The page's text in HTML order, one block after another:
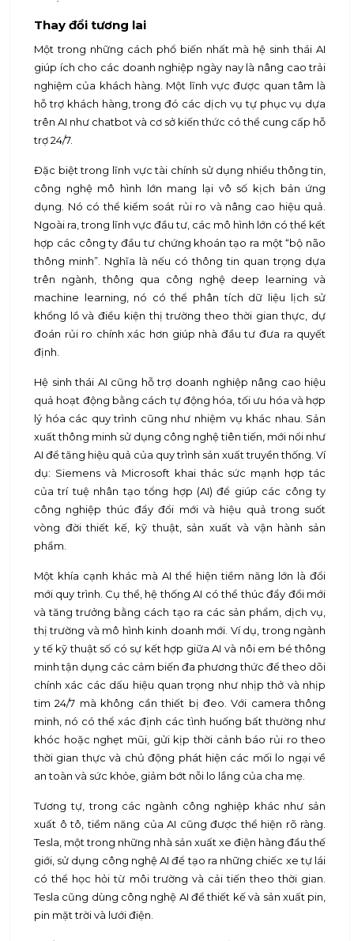
Thay đổi tương lai
Một trong những cách phổ biến nhất mà hệ sinh thái AI
giúp ích cho các doanh nghiệp ngày nay là nâng cao trải
nghiệm của khách hàng. Một lĩnh vực được quan tâm là
hỗ trợ khách hàng, trong đó các dịch vụ tự phục vụ dựa
trên AI như chatbot và cơ sở kiến ​​thức có thể cung cấp hỗ
trợ 24/7.
Đặc biệt trong lĩnh vực tài chính sử dụng nhiều thông tin,
công nghệ mô hình lớn mang lại vô số kịch bản ứng
dụng. Nó có thể kiểm soát rủi ro và nâng cao hiệu quả.
Ngoài ra, trong lĩnh vực đầu tư, các mô hình lớn có thể kết
hợp các công ty đầu tư chứng khoán tạo ra một “bộ não
thông minh”. Nghĩa là nếu có thông tin quan trọng dựa
trên ngành, thông qua công nghệ deep learning và
machine learning, nó có thể phân tích dữ liệu lịch sử
khổng lồ và điều kiện thị trường theo thời gian thực, dự
đoán rủi ro chính xác hơn giúp nhà đầu tư đưa ra quyết
định.
Hệ sinh thái AI cũng hỗ trợ doanh nghiệp nâng cao hiệu
quả hoạt động bằng cách tự động hóa, tối ưu hóa và hợp
lý hóa các quy trình cũng như nhiệm vụ khác nhau. Sản
xuất thông minh sử dụng công nghệ tiên tiến, mới nổi như
AI để tăng hiệu quả của quy trình sản xuất truyền thống. Ví
dụ: Siemens và Microsoft khai thác sức mạnh hợp tác
của trí tuệ nhân tạo tổng hợp (AI) để giúp các công ty
công nghiệp thúc đẩy đổi mới và hiệu quả trong suốt
vòng đời thiết kế, kỹ thuật, sản xuất và vận hành sản
phẩm.
Một khía cạnh khác mà AI thể hiện tiềm năng lớn là đổi
mới quy trình. Cụ thể, hệ thống AI có thể thúc đẩy đổi mới
và tăng trưởng bằng cách tạo ra các sản phẩm, dịch vụ,
thị trường và mô hình kinh doanh mới. Ví dụ, trong ngành
y tế kỹ thuật số có sự kết hợp giữa AI và nôi em bé thông
minh tận dụng các cảm biến đa phương thức để theo dõi
chính xác các dấu hiệu quan trọng như nhịp thở và nhịp
tim 24/7 mà không cần thiết bị đeo. Với camera thông
minh, nó có thể xác định các tình huống bất thường như
khóc hoặc nghẹt mũi, gửi kịp thời cảnh báo rủi ro theo
thời gian thực và chủ động phát hiện các mối lo ngại về
an toàn và sức khỏe, giảm bớt nỗi lo lắng của cha mẹ.
Tương tự, trong các ngành công nghiệp khác như sản
xuất ô tô, tiềm năng của AI cũng được thể hiện rõ ràng.
Tesla, một trong những nhà sản xuất xe điện hàng đầu thế
giới, sử dụng công nghệ AI để tạo ra những chiếc xe tự lái
có thể học hỏi từ môi trường và cải tiến theo thời gian.
Tesla cũng dùng công nghệ AI để thiết kế và sản xuất pin,
pin mặt trời và lưới điện.